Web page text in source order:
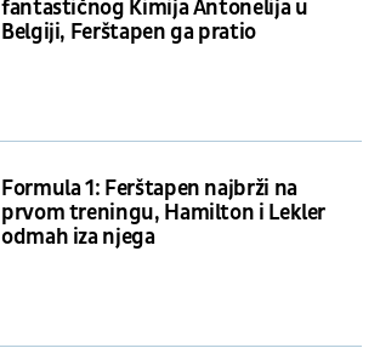
fantastičnog Kimija Antonelija u
Belgiji, Ferštapen ga pratio
Formula 1: Ferštapen najbrži na
prvom treningu, Hamilton i Lekler
odmah iza njega